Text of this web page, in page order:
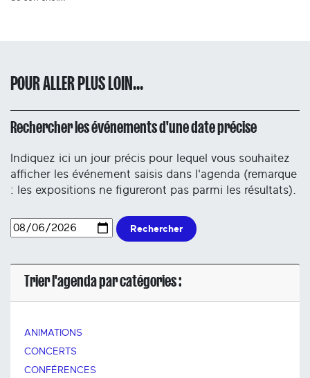
POUR ALLER PLUS LOIN...
Rechercher les événements d'une date précise
Indiquez ici un jour précis pour lequel vous souhaitez
afficher les événement saisis dans l'agenda (remarque
: les expositions ne figureront pas parmi les résultats).
Rechercher
Trier l'agenda par catégories :
ANIMATIONS
CONCERTS
CONFÉRENCES